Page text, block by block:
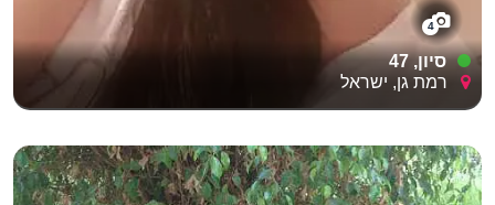
4
סיון, 47
רמת גן, ישראל